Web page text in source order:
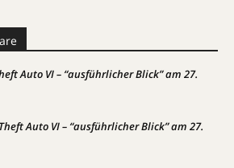
Auto VI – “ausführlicher Blick” am 27.
Auto VI – “ausführlicher Blick” am 27.